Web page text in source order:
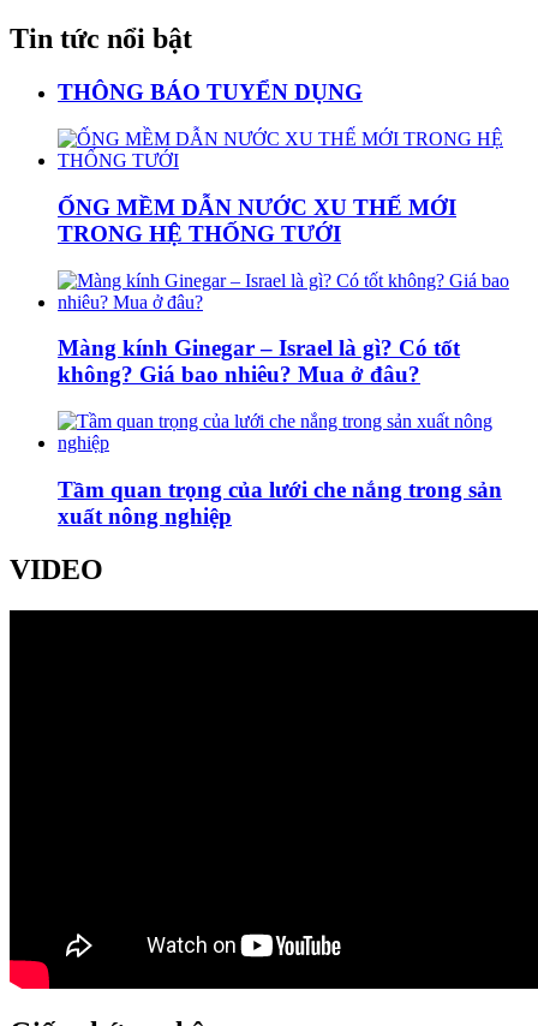
Tin tức nổi bật
THÔNG BÁO TUYỂN DỤNG
ỐNG MỀM DẪN NƯỚC XU THẾ MỚI
TRONG HỆ THỐNG TƯỚI
Màng kính Ginegar – Israel là gì? Có tốt
không? Giá bao nhiêu? Mua ở đâu?
Tầm quan trọng của lưới che nắng trong sản
xuất nông nghiệp
VIDEO